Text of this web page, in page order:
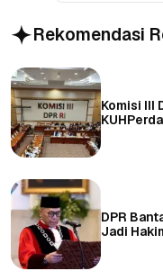
Rekomendasi
Komisi III
DPR
Jadi